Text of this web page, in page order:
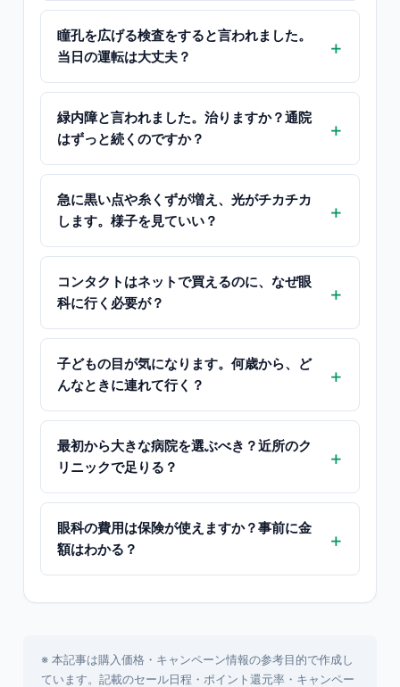
瞳孔を広げる検査をすると言われました。
当日の運転は大丈夫？
緑内障と言われました。治りますか？通院
はずっと続くのですか？
急に黒い点や糸くずが増え、光がチカチカ
します。様子を見ていい？
コンタクトはネットで買えるのに、なぜ眼
科に行く必要が？
子どもの目が気になります。何歳から、ど
んなときに連れて行く？
最初から大きな病院を選ぶべき？近所のク
リニックで足りる？
眼科の費用は保険が使えますか？事前に金
額はわかる？
※ 本記事は購入価格・キャンペーン情報の参考目的で作成し
ています。記載のセール日程・ポイント還元率・キャンペー